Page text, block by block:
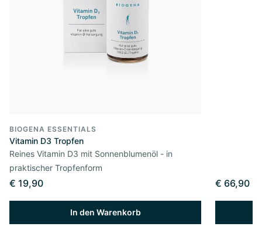
BIOGENA ESSENTIALS
Vitamin D3 Tropfen
Reines Vitamin D3 mit Sonnenblumenöl - in
praktischer Tropfenform
€ 19,90
In den Warenkorb
€ 66,90